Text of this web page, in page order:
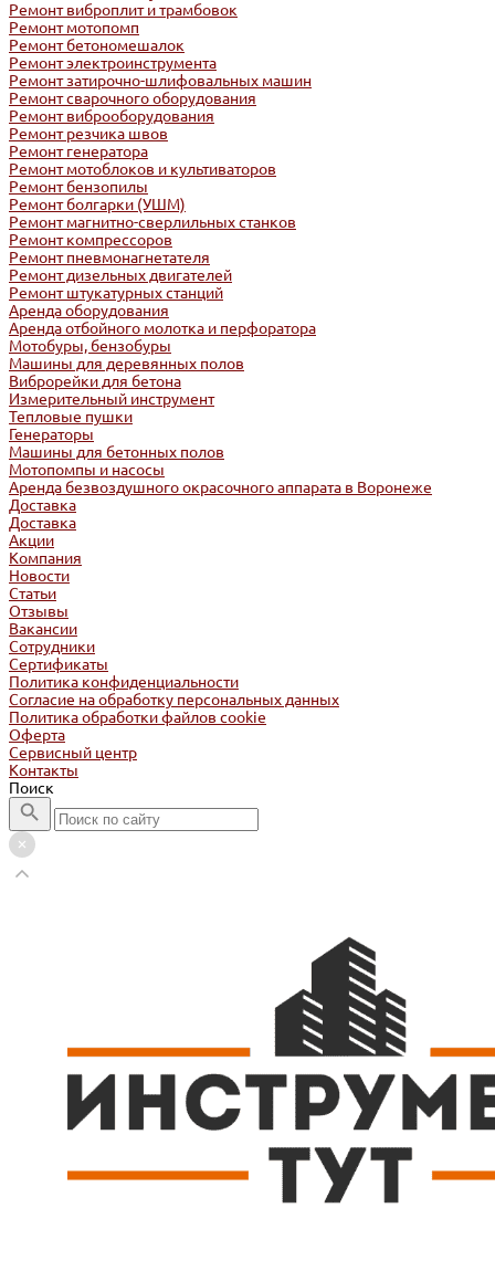
Ремонт виброплит и трамбовок
Ремонт мотопомп
Ремонт бетономешалок
Ремонт электроинструмента
Ремонт затирочно-шлифовальных машин
Ремонт сварочного оборудования
Ремонт виброоборудования
Ремонт резчика швов
Ремонт генератора
Ремонт мотоблоков и культиваторов
Ремонт бензопилы
Ремонт болгарки (УШМ)
Ремонт магнитно-сверлильных станков
Ремонт компрессоров
Ремонт пневмонагнетателя
Ремонт дизельных двигателей
Ремонт штукатурных станций
Аренда оборудования
Аренда отбойного молотка и перфоратора
Мотобуры, бензобуры
Машины для деревянных полов
Виброрейки для бетона
Измерительный инструмент
Тепловые пушки
Генераторы
Машины для бетонных полов
Мотопомпы и насосы
Аренда безвоздушного окрасочного аппарата в Воронеже
Доставка
Доставка
Акции
Компания
Новости
Статьи
Отзывы
Вакансии
Сотрудники
Сертификаты
Политика конфиденциальности
Согласие на обработку персональных данных
Политика обработки файлов cookie
Оферта
Сервисный центр
Контакты
Поиск